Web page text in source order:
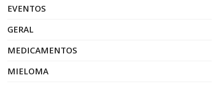
EVENTOS
GERAL
MEDICAMENTOS
MIELOMA